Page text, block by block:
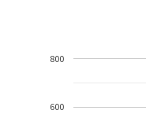
600
800